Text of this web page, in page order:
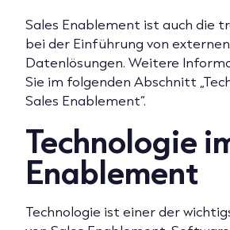
Sales Enablement ist auch die
bei der Einführung von externen
Datenlösungen. Weitere
Sie im folgenden Abschnitt
Sales Enablement“.
Technologie
Enablement
Technologie ist einer der